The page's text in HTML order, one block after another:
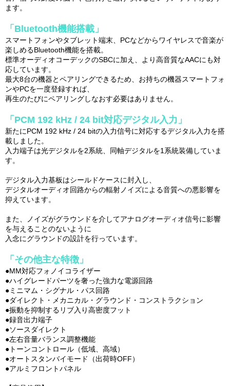
ます。
「Bluetooth機能搭載」
スマートフォンやタブレット端末、PCなどからワイヤレスで音楽が
楽しめるBluetooth機能を搭載。
標準オーディオコーデックのSBCに加え、より高音質なAACにも対
応しています。
最大8台の機器とペアリングできるため、お持ちの機器スマートフォ
ンやPCを一度登録すれば、
再生のたびにペアリングしなおす必要はありません。
「PCM 192 kHz / 24 bit対応デジタル入力」
新たにPCM 192 kHz / 24 bitの入力信号に対応するデジタル入力を搭
載しました。
入力端子は光デジタルを2系統、同軸デジタルを1系統装備していま
す。
デジタル入力基板はシールドケースに封入し、
デジタルオーディオ回路からの輻射ノイズによる音質への悪影響を
抑えています。
また、ノイズがグラウンドを介してアナログオーディオ信号に影響
を与えることのないように
入念にグラウンドの設計を行っています。
「その他主な特徴」
●MM対応フォノイコライザー
●ハイグレードパーツを奢った強力な電源回路
●ミニマム・シグナル・パス回路
●ダイレクト・メカニカル・グラウンド・コンストラクション
●振動を抑制するリブ入り高密度フット
●録音出力端子
●ソースダイレクト
●左右音量バランス調整機能
●トーンコントロール（低域、高域）
●オートスタンバイモード（出荷時OFF）
●アルミフロントパネル